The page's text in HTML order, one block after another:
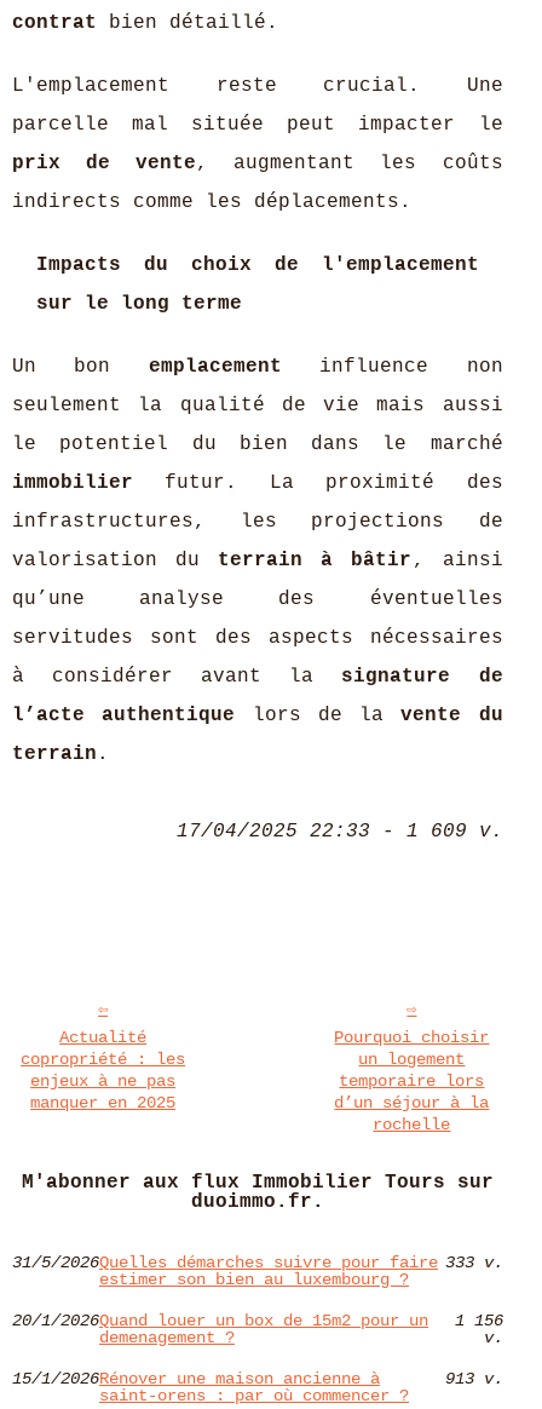
contrat bien détaillé.
L'emplacement reste crucial. Une
parcelle mal située peut impacter le
prix de vente, augmentant les coûts
indirects comme les déplacements.
Impacts du choix de l'emplacement
sur le long terme
Un bon emplacement influence non
seulement la qualité de vie mais aussi
le potentiel du bien dans le marché
immobilier futur. La proximité des
infrastructures, les projections de
valorisation du terrain à bâtir , ainsi
qu’une analyse des éventuelles
servitudes sont des aspects nécessaires
à considérer avant la signature de
l’acte authentique lors de lavente du
terrain .
17/04/2025 22:33 - 1 609 v.
Actualité
copropriété : les
enjeux à ne pas
manquer en 2025
Pourquoi choisir
un logement
temporaire lors
d’un séjour à la
rochelle
M'abonner aux flux Immobilier Tours sur
duoimmo.fr.
31/5/2026Quelles démarches suivre pour faire
estimer son bien au luxembourg ?
333 v.
20/1/2026Quand louer un box de 15m2 pour un
demenagement ?
1 156
v.
15/1/2026Rénover une maison ancienne à
saint-orens : par où commencer ?
913 v.